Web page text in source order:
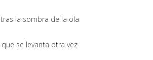
tras la sombra de la ola
que se levanta otra vez